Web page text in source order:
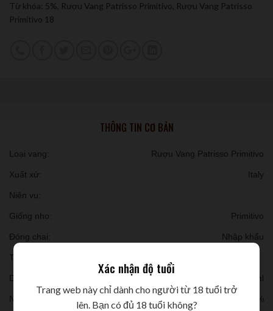
Từ khóa: 5% Rượu Vang Patrisso Primitivo Rượu Vang Patrisso
Primitivo 18
THÔNG TIN CƠ BẢN
Loại vang: Rượu Vang Patrisso Primitivo
Xuất xứ: Italy
Niên vụ:
Giống nho: Primitivo
Đóng chai: Nhập khẩu
Thời gian ủ:
Dung tích: 750ml
Nồng độ: 18,5%
Xác nhận độ tuổi
Trang web này chỉ dành cho người từ 18 tuổi trở
lên. Bạn có đủ 18 tuổi không?